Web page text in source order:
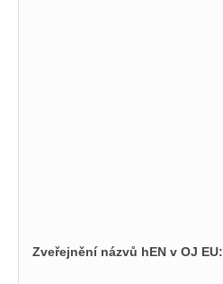
Zveřejnění názvů hEN v OJ EU: